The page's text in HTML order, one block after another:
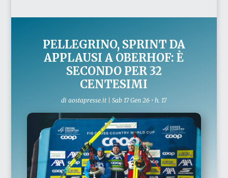
PELLEGRINO, SPRINT DA
APPLAUSI A OBERHOF: È
SECONDO PER 32
CENTESIMI
diaostapresse.it |Sab 17 Gen 26 • h. 17